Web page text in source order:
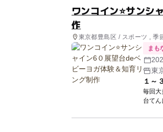
ワンコイン⭐サンシ
作
東京都豊島区 / スポーツ , 季
まも
東
１～
毎回大好評の体験